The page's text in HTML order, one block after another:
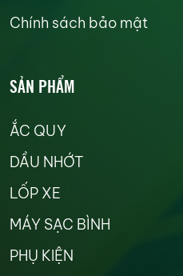
Chính sách bảo mật
SẢN PHẨM
ẮC QUY
DẦU NHỚT
LỐP XE
MÁY SẠC BÌNH
PHỤ KIỆN